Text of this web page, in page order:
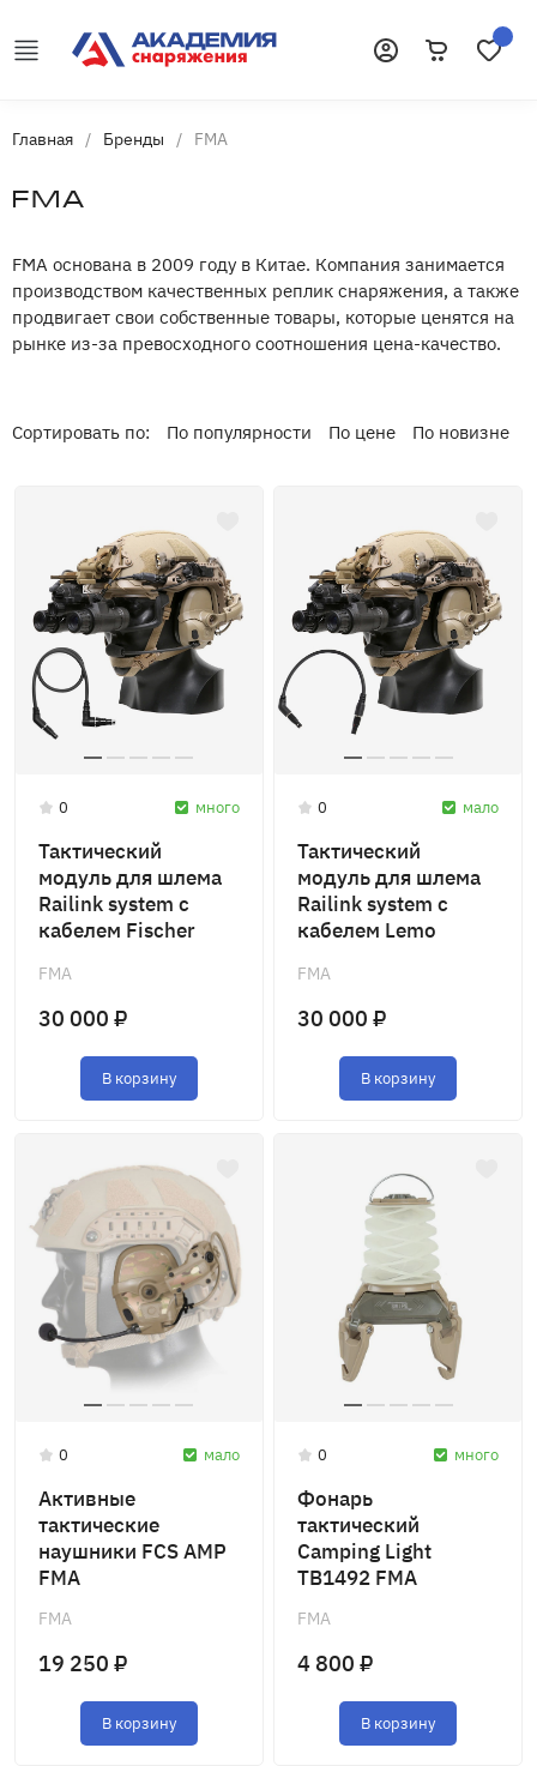
Главная / Бренды / FMA
FMA
FMA основана в 2009 году в Китае. Компания занимается
производством качественных реплик снаряжения, а также
продвигает свои собственные товары, которые ценятся на
рынке из-за превосходного соотношения цена-качество.
Сортировать по: По популярности По цене По новизне
0
Тактический
модуль для шлема
Railink system с
кабелем Fischer
FMA
30 000 ₽
В корзину
много 0
Тактический
модуль для шлема
Railink system с
кабелем Lemo
FMA
30 000 ₽
В корзину
мало
0
Активные
тактические
наушники FCS AMP
FMA
FMA
19 250 ₽
В корзину
мало 0
Фонарь
тактический
Camping Light
TB1492 FMA
FMA
4 800 ₽
В корзину
много